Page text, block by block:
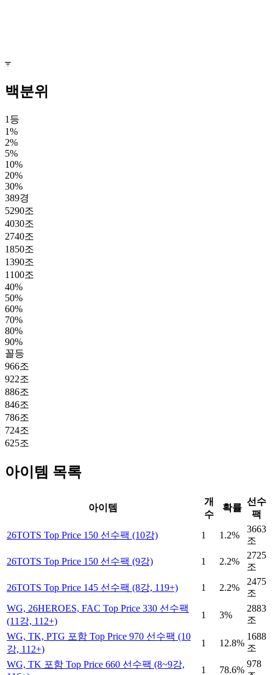
백분위
1등
1%
2%
5%
10%
20%
30%
389경
5290조
4030조
2740조
1850조
1390조
1100조
40%
50%
60%
70%
80%
90%
꼴등
966조
922조
886조
846조
786조
724조
625조
아이템 목록
아이템
개
수
확률
선수
팩
26TOTS Top Price 150 선수팩 (10강)
1 1.2%
3663
조
26TOTS Top Price 150 선수팩 (9강)
1 2.2%
2725
조
26TOTS Top Price 145 선수팩 (8강, 119+)
1 2.2%
2475
조
WG, 26HEROES, FAC Top Price 330 선수팩
(11강, 112+)
1 3%
2883
조
WG, TK, PTG 포함 Top Price 970 선수팩 (10
강, 112+)
1 12.8%
1688
조
WG, TK 포함 Top Price 660 선수팩 (8~9강,
1 78.6%
978